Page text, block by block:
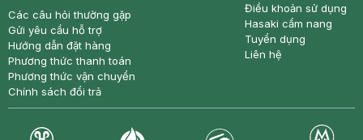
Các câu hỏi thường gặp
Gửi yêu cầu hỗ trợ
Hướng dẫn đặt hàng
Phương thức thanh toán
Phương thức vận chuyển
Chính sách đổi trả
Điều khoản sử dụng
Hasaki cẩm nang
Tuyển dụng
Liên hệ